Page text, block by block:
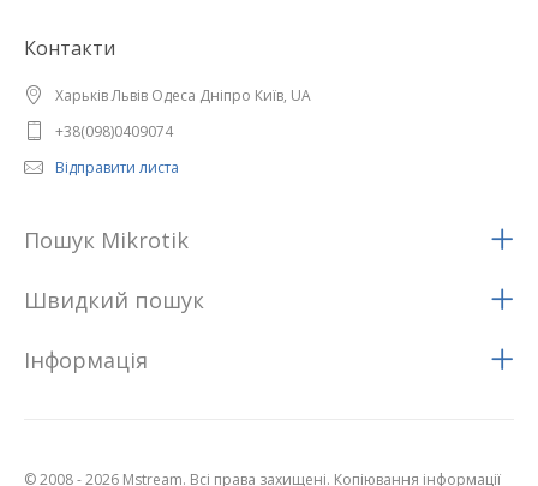
Контакти
Харьків Львів Одеса Дніпро Київ, UA
+38(098)0409074
Відправити листа
Пошук Mikrotik
Швидкий пошук
Iнформацiя
© 2008 - 2026 Mstream. Всі права захищені. Копіювання інформації